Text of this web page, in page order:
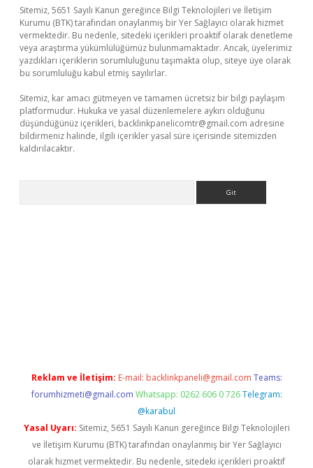
Sitemiz, 5651 Sayılı Kanun gereğince Bilgi Teknolojileri ve İletişim
Kurumu (BTK) tarafından onaylanmış bir Yer Sağlayıcı olarak hizmet
vermektedir. Bu nedenle, sitedeki içerikleri proaktif olarak denetleme
veya araştırma yükümlülüğümüz bulunmamaktadır. Ancak, üyelerimiz
yazdıkları içeriklerin sorumluluğunu taşımakta olup, siteye üye olarak
bu sorumluluğu kabul etmiş sayılırlar.
Sitemiz, kar amacı gütmeyen ve tamamen ücretsiz bir bilgi paylaşım
platformudur. Hukuka ve yasal düzenlemelere aykırı olduğunu
düşündüğünüz içerikleri, backlinkpanelicomtr@gmail.com adresine
bildirmeniz halinde, ilgili içerikler yasal süre içerisinde sitemizden
kaldırılacaktır.
Reklam ve İletişim: E-mail: backlinkpaneli@gmail.com Teams:
forumhizmeti@gmail.com Whatsapp: 0262 606 0 726 Telegram:
@karabul
Yasal Uyarı: Sitemiz, 5651 Sayılı Kanun gereğince Bilgi Teknolojileri
ve İletişim Kurumu (BTK) tarafından onaylanmış bir Yer Sağlayıcı
olarak hizmet vermektedir. Bu nedenle, sitedeki içerikleri proaktif